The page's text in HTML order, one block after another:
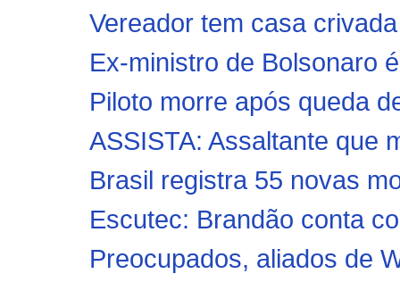
Vereador tem casa
Ex-ministro de Bolsonaro
Piloto morre após queda
ASSISTA: Assaltante que
Brasil registra 55 novas
Escutec: Brandão conta
Preocupados, aliados de